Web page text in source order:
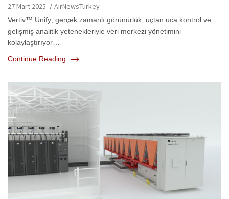
27 Mart 2025 AirNewsTurkey
Vertiv™ Unify; gerçek zamanlı görünürlük, uçtan uca kontrol ve
gelişmiş analitik yetenekleriyle veri merkezi yönetimini
kolaylaştırıyor…
Continue Reading